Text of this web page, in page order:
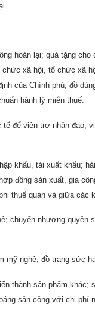
hoàn lại; quà tặng
xã hội, tổ chức xã
của Chính phủ; đồ
hành lý miễn thuế.
để viện trợ nhân đạo,
khẩu, tái xuất khẩu;
đồng sản xuất, gia
thuế quan và giữa các
chuyển nhượng
mỹ nghệ, đồ trang sức
thành sản phẩm khác;
sản cộng với chi phí